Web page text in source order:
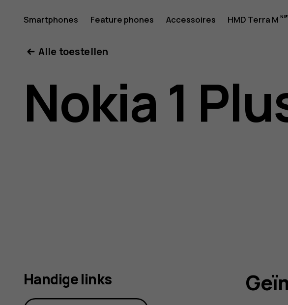
voor
Nokia
Smartphones Feature phones Accessoires HMD Terra M
Alle toestellen
Nokia 1
Handige links